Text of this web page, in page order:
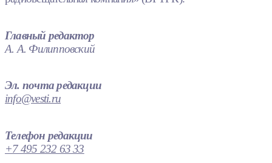
Главный редактор
А. А. Филипповский
Эл. почта редакции
info@vesti.ru
Телефон редакции
+7 495 232 63 33